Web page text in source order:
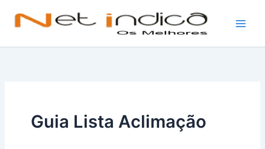
conteúdo
Guia Lista Aclimação